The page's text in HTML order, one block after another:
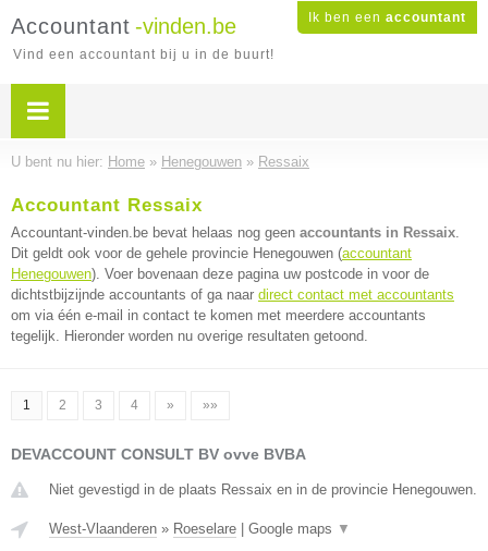
Ik ben een accountant
Accountant -vinden.be
Vind een accountant bij u in de buurt!
U bent nu hier: Home » Henegouwen » Ressaix
Accountant Ressaix
Accountant-vinden.be bevat helaas nog geen accountants in Ressaix.
Dit geldt ook voor de gehele provincie Henegouwen (accountant
Henegouwen). Voer bovenaan deze pagina uw postcode in voor de
dichtstbijzijnde accountants of ga naar direct contact met accountants
om via één e-mail in contact te komen met meerdere accountants
tegelijk. Hieronder worden nu overige resultaten getoond.
1 2 3 4 » »»
DEVACCOUNT CONSULT BV ovve BVBA
Niet gevestigd in de plaats Ressaix en in de provincie Henegouwen.
West-Vlaanderen » Roeselare Google maps ▼